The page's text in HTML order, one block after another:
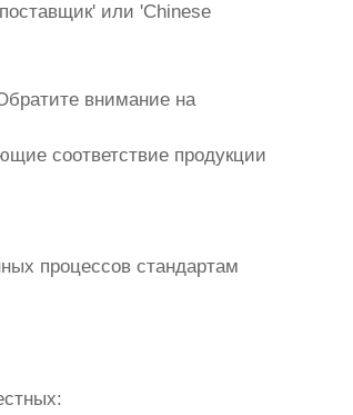
или 'Chinese
внимание на
соответствие продукции
процессов стандартам